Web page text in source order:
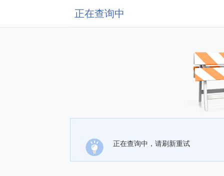
正在查询中
正在查询中，请刷新重试